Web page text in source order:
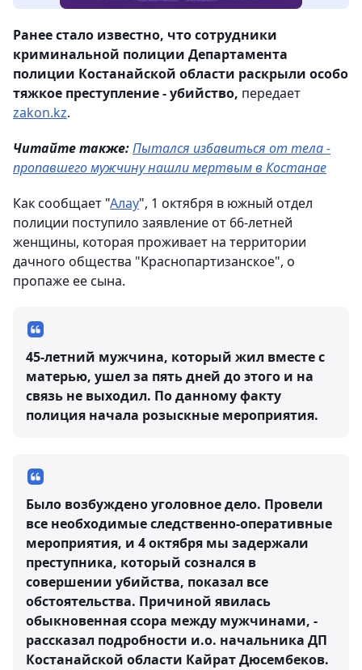
Ранее стало известно, что сотрудники
криминальной полиции Департамента
полиции Костанайской области раскрыли особо
тяжкое преступление - убийство, передает
zakon.kz.
Читайте также:Пытался избавиться от тела -
пропавшего мужчину нашли мертвым в Костанае
Как сообщает "Алау", 1 октября в южный отдел
полиции поступило заявление от 66-летней
женщины, которая проживает на территории
дачного общества "Краснопартизанское", о
пропаже ее сына.
45-летний мужчина, который жил вместе с
матерью, ушел за пять дней до этого и на
связь не выходил. По данному факту
полиция начала розыскные мероприятия.
Было возбуждено уголовное дело. Провели
все необходимые следственно-оперативные
мероприятия, и 4 октября мы задержали
преступника, который сознался в
совершении убийства, показал все
обстоятельства. Причиной явилась
обыкновенная ссора между мужчинами, -
рассказал подробности и.о. начальника ДП
Костанайской области Кайрат Дюсембеков.